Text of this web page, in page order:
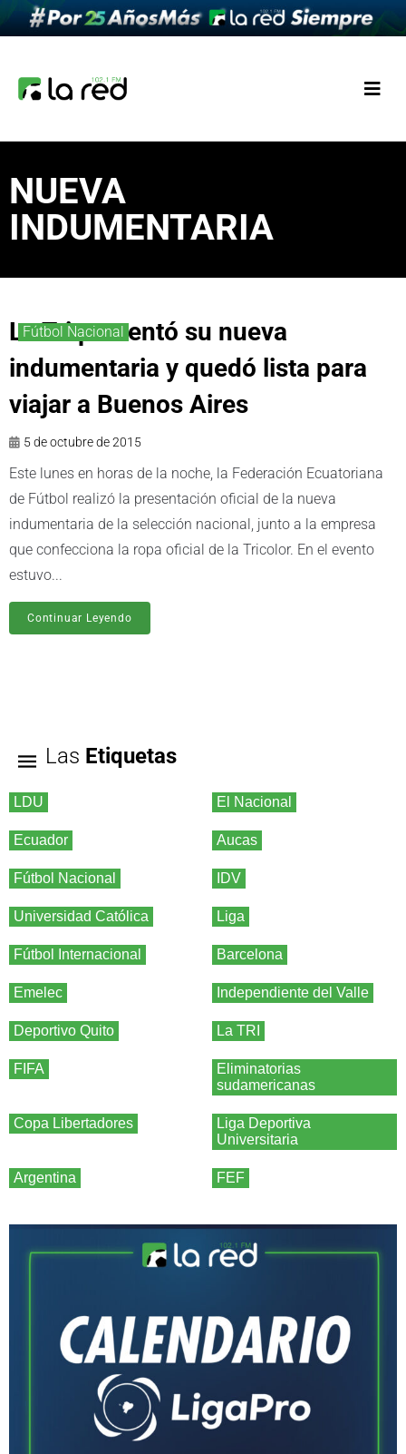
NUEVA
INDUMENTARIA
Fútbol Nacional
La Tri presentó su nueva
indumentaria y quedó lista para
viajar a Buenos Aires
5 de octubre de 2015
Este lunes en horas de la noche, la Federación Ecuatoriana
de Fútbol realizó la presentación oficial de la nueva
indumentaria de la selección nacional, junto a la empresa
que confecciona la ropa oficial de la Tricolor. En el evento
estuvo...
Continuar Leyendo
Las Etiquetas
LDU El Nacional
Ecuador Aucas
Fútbol Nacional IDV
Universidad Católica Liga
Fútbol Internacional Barcelona
Emelec Independiente del Valle
Deportivo Quito La TRI
FIFA
Eliminatorias
sudamericanas
Copa Libertadores
Liga Deportiva
Universitaria
Argentina FEF